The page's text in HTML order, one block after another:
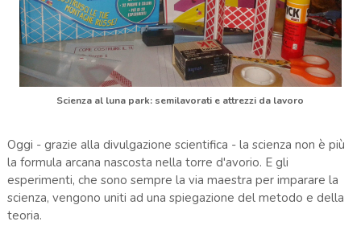
Scienza al luna park: semilavorati e attrezzi da lavoro
Oggi - grazie alla divulgazione scientifica - la scienza non è più
la formula arcana nascosta nella torre d'avorio. E gli
esperimenti, che sono sempre la via maestra per imparare la
scienza, vengono uniti ad una spiegazione del metodo e della
teoria.